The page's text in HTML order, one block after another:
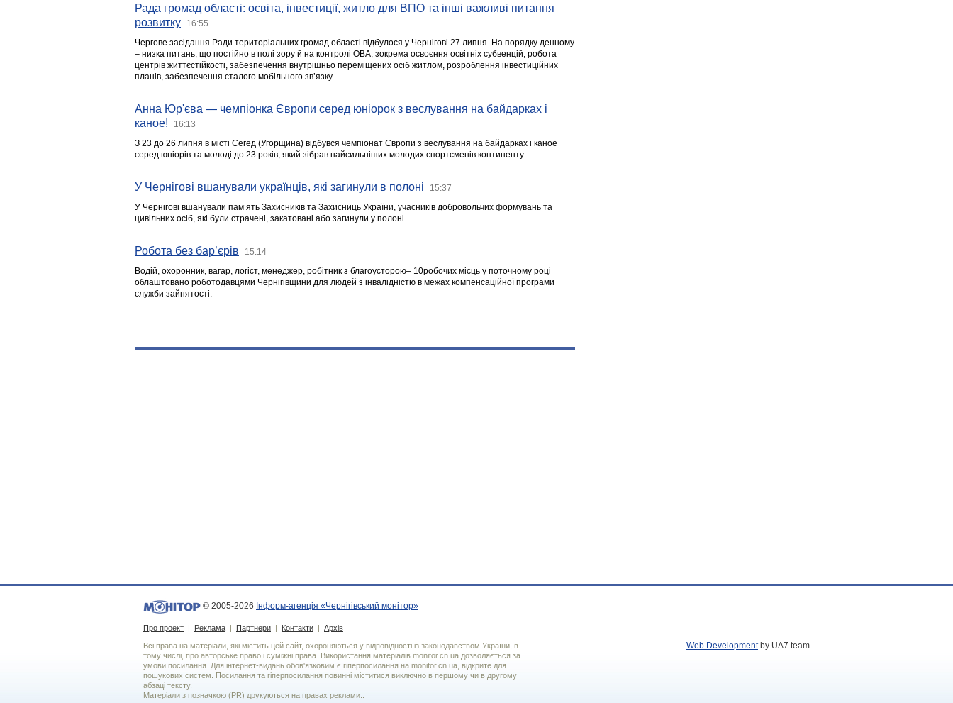
Рада громад області: освіта, інвестиції, житло для ВПО та інші важливі питання
розвитку
16:55
Чергове засідання Ради територіальних громад області відбулося у Чернігові 27 липня. На порядку денному
– низка питань, що постійно в полі зору й на контролі ОВА, зокрема освоєння освітніх субвенцій, робота
центрів життєстійкості, забезпечення внутрішньо переміщених осіб житлом, розроблення інвестиційних
планів, забезпечення сталого мобільного зв’язку.
Анна Юр'єва — чемпіонка Європи серед юніорок з веслування на байдарках і
каное!
16:13
З 23 до 26 липня в місті Сегед (Угорщина) відбувся чемпіонат Європи з веслування на байдарках і каное
серед юніорів та молоді до 23 років, який зібрав найсильніших молодих спортсменів континенту.
У Чернігові вшанували українців, які загинули в полоні 15:37
У Чернігові вшанували пам’ять Захисників та Захисниць України, учасників добровольчих формувань та
цивільних осіб, які були страчені, закатовані або загинули у полоні.
Робота без бар’єрів 15:14
Водій, охоронник, вагар, логіст, менеджер, робітник з благоусторою– 10робочих місць у поточному році
облаштовано роботодавцями Чернігівщини для людей з інвалідністю в межах компенсаційної програми
служби зайнятості.
© 2005-2026 Інформ-агенція «Чернігівський монітор»
Про проект | Реклама | Партнери | Контакти | Архів
Всі права на матеріали, які містить цей сайт, охороняються у відповідності із законодавством України, в
тому числі, про авторське право і суміжні права. Використання матерiалiв monitor.cn.ua дозволяється за
умови посилання. Для iнтернет-видань обов'язковим є гiперпосилання на monitor.cn.ua, відкрите для
пошукових систем. Посилання та гіперпосилання повинні міститися виключно в першому чи в другому
абзаці тексту.
Матеріали з позначкою (PR) друкуються на правах реклами..
Web Developmentby UA7 team